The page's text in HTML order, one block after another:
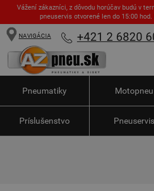
Vážení zákazníci, z dôvodu horúčav budú v
pneuservis otvorené len do 15:00
NAVIGÁCIA +421 2 6820
Pneumatiky Motopneu
Príslušenstvo Pneuservis